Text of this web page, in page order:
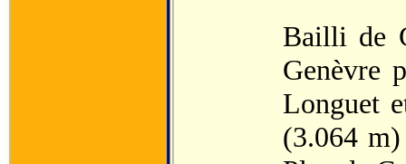
Bailli de
Genèvre
Longuet
(3.064